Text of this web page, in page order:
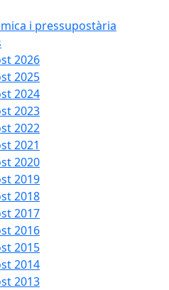
i pressupostària
2026
2025
2024
2023
2022
2021
2020
2019
2018
2017
2016
2015
2014
2013